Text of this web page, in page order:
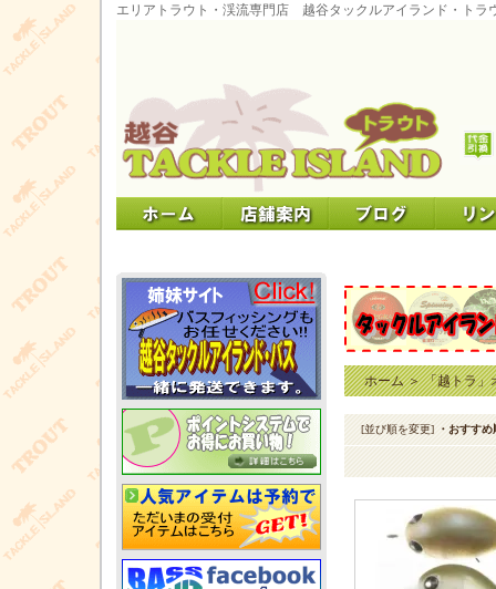
エリアトラウト・渓流専門店 越谷タックルアイランド・トラ
ホーム＞「越トラ」
[並び順を変更] ・おすすめ